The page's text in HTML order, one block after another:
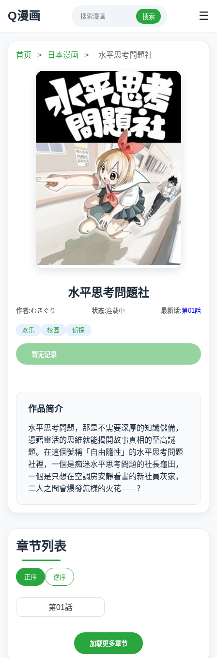
Q漫画 搜索 ☰
首页 > 日本漫画 > 水平思考問題社
水平思考問題社
作者:むきぐり 状态:连载中 最新话:第01話
欢乐 校园 侦探
暂无记录
作品简介
水平思考問題，那是不需要深厚的知識儲備，
憑藉靈活的思維就能揭開故事真相的至高謎
題。在這個號稱「自由隨性」的水平思考問題
社裡，一個是痴迷水平思考問題的社長龜田，
一個是只想在空調房安靜看書的新社員灰家，
二人之間會爆發怎樣的火花——？
章节列表
正序 逆序
第01話
加载更多章节